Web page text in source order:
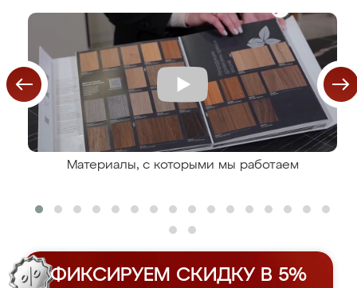
Материалы, с которыми мы работаем
ФИКСИРУЕМ СКИДКУ В 5%